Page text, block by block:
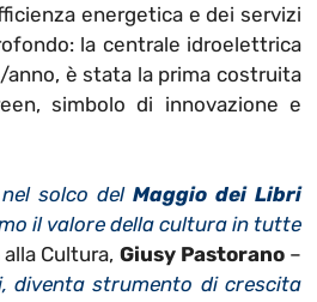
energetica e dei servizi
la centrale idroelettrica
anno, è stata la prima costruita
simbolo di innovazione e
solco delMaggio dei Libri
il valore della cultura in tutte
alla Cultura, Giusy Pastorano–
diventa strumento di crescita